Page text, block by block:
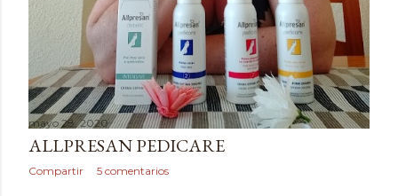
mayo 28, 2020
ALLPRESAN PEDICARE
Compartir 5 comentarios